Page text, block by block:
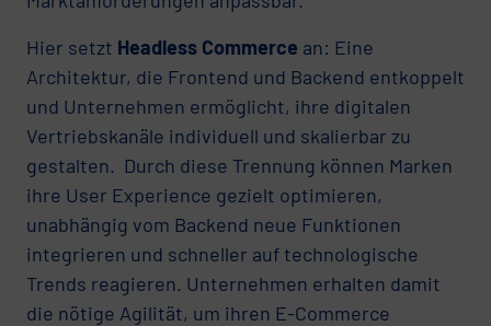
Hier setzt Headless Commerce an: Eine
Architektur, die Frontend und Backend entkoppelt
und Unternehmen ermöglicht, ihre digitalen
Vertriebskanäle individuell und skalierbar zu
gestalten. Durch diese Trennung können Marken
ihre User Experience gezielt optimieren,
unabhängig vom Backend neue Funktionen
integrieren und schneller auf technologische
Trends reagieren. Unternehmen erhalten damit
die nötige Agilität, um ihren E-Commerce